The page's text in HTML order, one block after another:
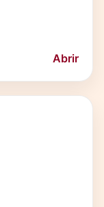
Abrir